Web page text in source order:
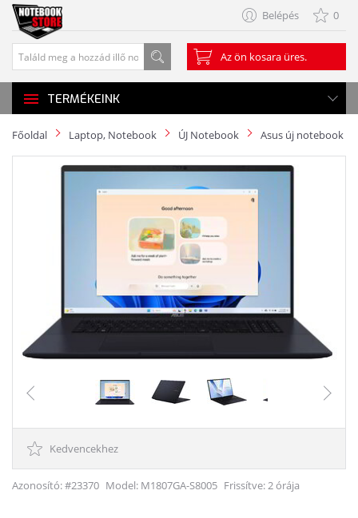
Belépés 0
Az ön kosara üres.
TERMÉKEINK
Főoldal Laptop, Notebook ÚJ Notebook Asus új notebook
Kedvencekhez
Azonosító: #23370 Model: M1807GA-S8005 Frissítve: 2 órája